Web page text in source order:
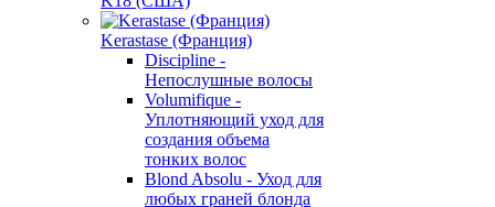
Kerastase (Франция)
Discipline -
Непослушные волосы
Volumifique -
Уплотняющий уход для
создания объема
тонких волос
Blond Absolu - Уход для
любых граней блонда